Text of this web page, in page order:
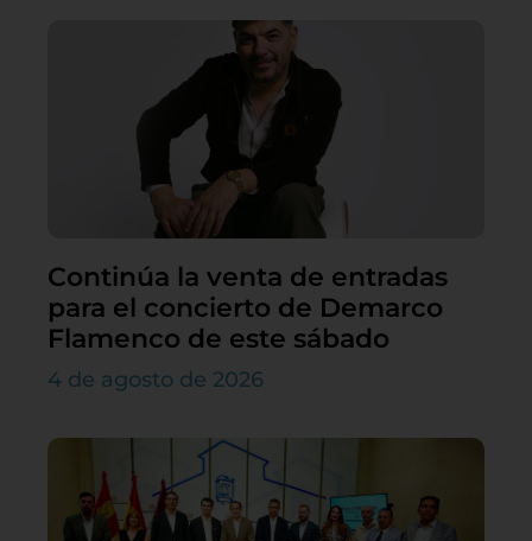
Continúa la venta de entradas
para el concierto de Demarco
Flamenco de este sábado
4 de agosto de 2026